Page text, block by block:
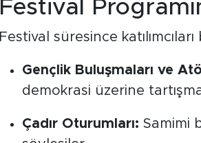
Festival
Festival süresince
Gençlik Buluşmaları ve
demokrasi üzerine
Çadır Oturumları: Samimi